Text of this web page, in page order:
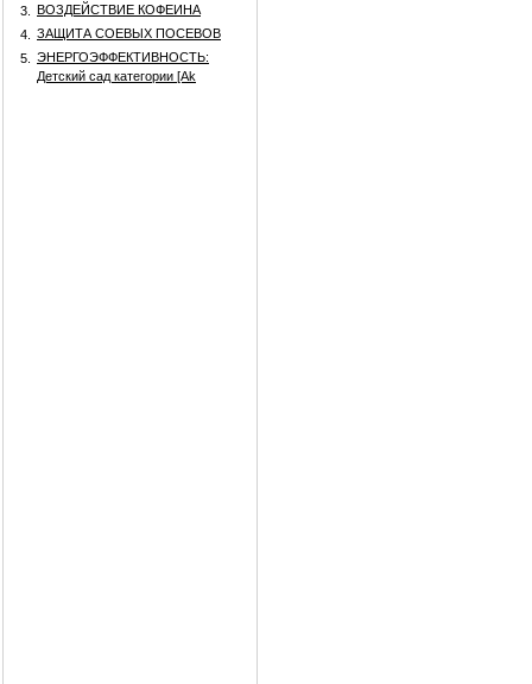
3.
ВОЗДЕЙСТВИЕ КОФЕИНА
4.
ЗАЩИТА СОЕВЫХ ПОСЕВОВ
5.
ЭНЕРГОЭФФЕКТИВНОСТЬ:
Детский сад категории [Аk